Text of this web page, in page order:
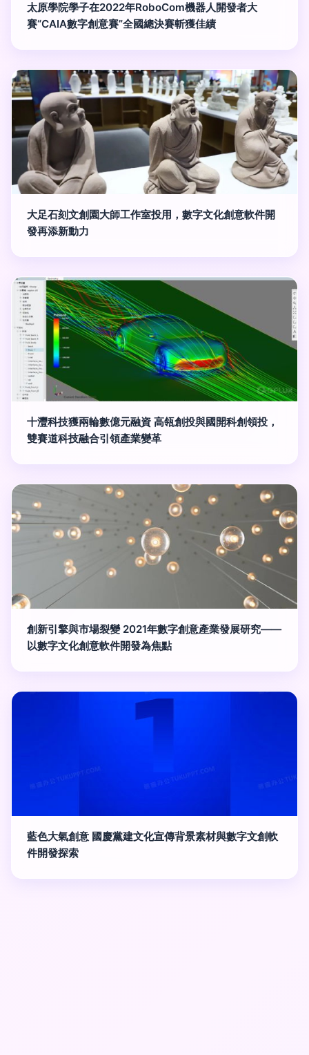
太原學院學子在2022年RoboCom機器人開發者大
賽“CAIA數字創意賽”全國總決賽斬獲佳績
大足石刻文創園大師工作室投用，數字文化創意軟件開
發再添新動力
十灃科技獲兩輪數億元融資 高瓴創投與國開科創領投，
雙賽道科技融合引領產業變革
創新引擎與市場裂變 2021年數字創意產業發展研究——
以數字文化創意軟件開發為焦點
藍色大氣創意 國慶黨建文化宣傳背景素材與數字文創軟
件開發探索